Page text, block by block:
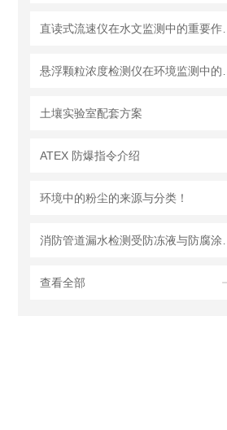
土壤实验室配套方案
ATEX 防爆指令介绍
环境中的粉尘的来源与分类！
查看全部